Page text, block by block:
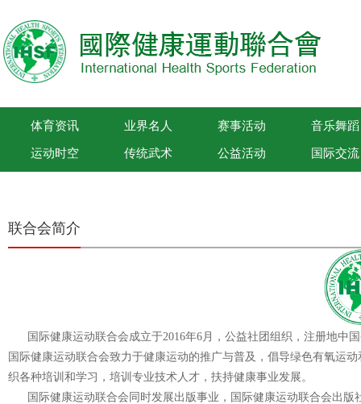
体育资讯 业界名人 赛事活动 音乐舞蹈
运动时空 传统武术 公益活动 国际交流
联合会简介
国际健康运动联合会成立于2016年6月，公益社团组织，注册地中
国际健康运动联合会致力于健康运动的推广与普及，倡导绿色有氧运
织各种培训和学习，培训专业技术人才，扶持健康事业发展。
国际健康运动联合会同时发展出版事业，国际健康运动联合会出版